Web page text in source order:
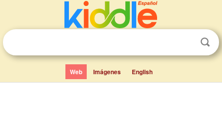
Web Imágenes English